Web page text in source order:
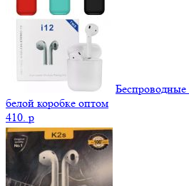
белой коробке оптом
410. p